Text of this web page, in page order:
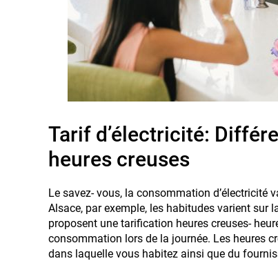
Tarif d’électricité:
heures creuses
Le savez- vous, la consommation d’électricité
Alsace, par exemple, les habitudes varient sur
proposent une tarification heures creuses-
consommation lors de la journée. Les heures
dans laquelle vous habitez ainsi que du